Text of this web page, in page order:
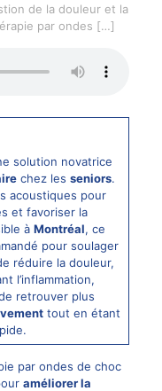
de la douleur et la
par ondes […]
solution novatrice
chez lesseniors.
acoustiques pour
et favoriser la
à Montréal, ce
pour soulager
réduire la douleur,
l’inflammation,
retrouver plus
tout en étant
par ondes de choc
améliorer la